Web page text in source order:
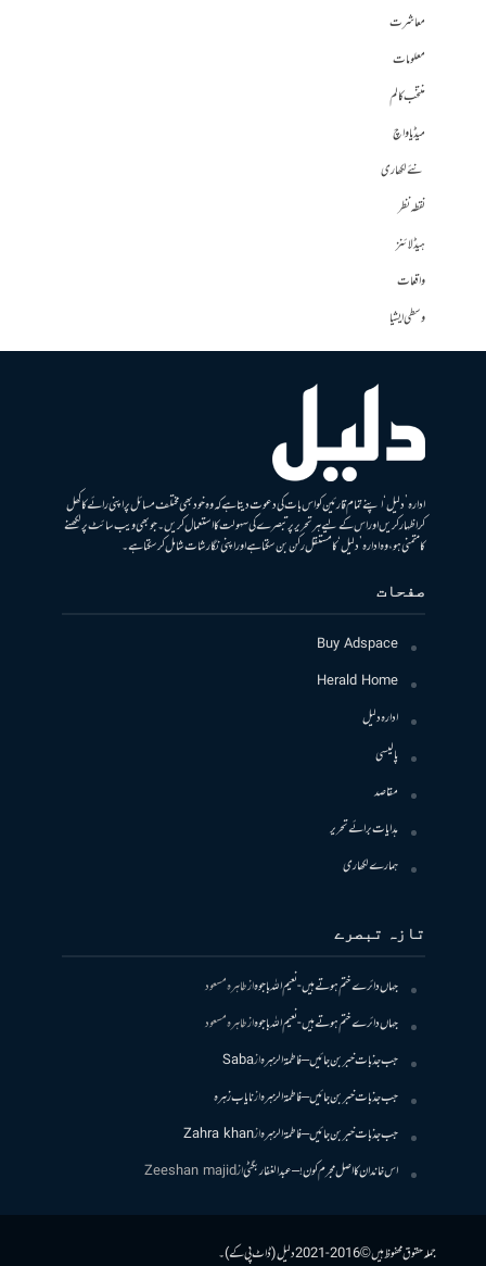
معاشرت
معلومات
منتخب کالم
میڈیا واچ
نئے لکھاری
نقطہ نظر
ہیڈلائنز
واقعات
وسطی ایشیا
ادارہ ’دلیل‘ اپنے تمام قارئین کو اس بات کی دعوت دیتا ہے کہ وہ خود بھی مختلف مسائل پر اپنی رائے کا کھل
کر اظہار کریں اور اس کے لیے ہر تحریر پر تبصرے کی سہولت کا استعمال کریں۔ جو بھی ویب سائٹ پر لکھنے
کا متمنی ہو، وہ ادارہ ’دلیل‘ کا مستقل رکن بن سکتا ہے اور اپنی نگارشات شامل کرسکتا ہے۔
صفحات
Buy Adspace
Herald Home
ادارہ دلیل
پالیسی
مقاصد
ہدایات برائے تحریر
ہمارے لکھاری
تازہ تبصرے
جہاں دائرے ختم ہوتے ہیں- نعیم اللہ باجوہازطاہرہ مسعود
جہاں دائرے ختم ہوتے ہیں- نعیم اللہ باجوہازطاہرہ مسعود
جب جذبات خبر بن جائیں – فاطمۃالزہرہازSaba
جب جذبات خبر بن جائیں – فاطمۃالزہرہازنایاب زہرہ
جب جذبات خبر بن جائیں – فاطمۃالزہرہازZahra khan
اس خاندان کا اصل مجرم کون! – عبدالغفار بگٹیازZeeshan majid
جملہ حقوق محفوظ ہیں © 2016-2021 دلیل (ڈاٹ پی کے)۔